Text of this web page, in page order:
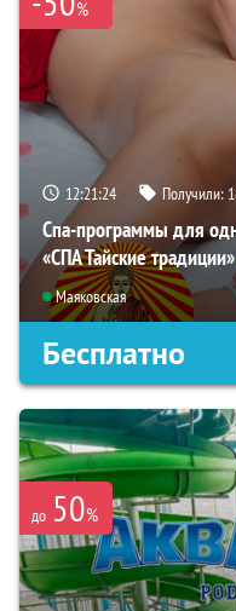
%
12:21:22 Получили:
Спа-программы для
«СПА Тайские традиции»
Маяковская
Бесплатно
до 50%